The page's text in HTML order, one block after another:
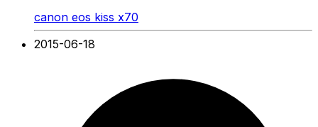
canon eos kiss x70
2015-06-18